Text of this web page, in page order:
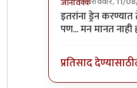
In reply toत्यांना
इतरांना ड्रेन
पण... मन मानत नाही
प्रतिसाद देण्यासाठी